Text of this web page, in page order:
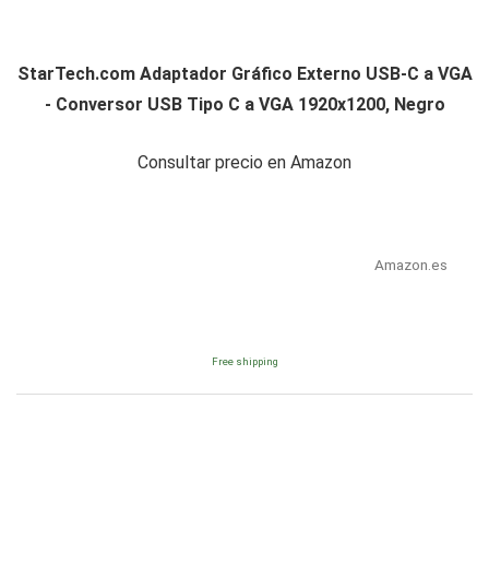
StarTech.com Adaptador Gráfico Externo USB-C a VGA
- Conversor USB Tipo C a VGA 1920x1200, Negro
Consultar precio en Amazon
Amazon.es
Free shipping